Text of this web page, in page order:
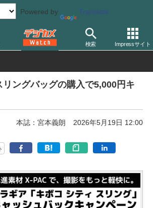
Powered by Translate
検索 Impressサイト
用品 カメラバッグ
ングバッグの購入で5,000円キ
本誌：宮本義朗 2026年5月19日 12:00